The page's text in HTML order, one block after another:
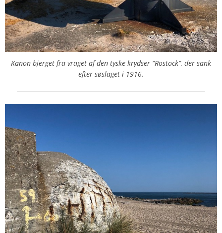
Kanon bjerget fra vraget af den tyske krydser “Rostock”, der sank
efter søslaget i 1916.